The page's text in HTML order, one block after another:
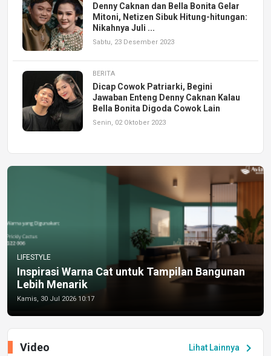
Denny Caknan dan Bella Bonita Gelar
Mitoni, Netizen Sibuk Hitung-hitungan:
Nikahnya Juli ...
Sabtu, 23 Desember 2023
BERITA
Dicap Cowok Patriarki, Begini
Jawaban Enteng Denny Caknan Kalau
Bella Bonita Digoda Cowok Lain
Senin, 02 Oktober 2023
LIFESTYLE
Inspirasi Warna Cat untuk Tampilan Bangunan
Lebih Menarik
Kamis, 30 Jul 2026 10:17
Lihat Lainnya chevron_right
Video